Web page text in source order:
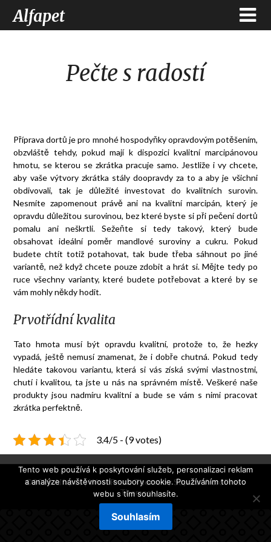
Alfapet
Pečte s radostí
Příprava dortů je pro mnohé hospodyňky opravdovým potěšením,
obzvláště tehdy, pokud mají k dispozici kvalitní marcipánovou
hmotu, se kterou se zkrátka pracuje samo. Jestliže i vy chcete,
aby vaše výtvory zkrátka stály doopravdy za to a aby je všichni
obdivovali, tak je důležité investovat do kvalitních surovin.
Nesmíte zapomenout právě ani na kvalitní marcipán, který je
opravdu důležitou surovinou, bez které byste si při pečení dortů
pomalu ani neškrtli. Sežeňte si tedy takový, který bude
obsahovat ideální poměr mandlové suroviny a cukru. Pokud
budete chtít totiž potahovat, tak bude třeba sáhnout po jiné
variantě, než když chcete pouze zdobit a hrát si. Mějte tedy po
ruce všechny varianty, které budete potřebovat a které by se
vám mohly někdy hodit.
Prvotřídní kvalita
Tato hmota musí být opravdu kvalitní, protože to, že hezky
vypadá, ještě nemusí znamenat, že i dobře chutná. Pokud tedy
hledáte takovou variantu, která si vás získá svými vlastnostmi,
chutí i kvalitou, ta jste u nás na správném místě. Veškeré naše
produkty jsou nadmíru kvalitní a bude se vám s nimi pracovat
zkrátka perfektně.
3.4/5 - (9 votes)
©2026 Alfapet| WordPress Theme bySuperb WordPress
Themes
Tento web používá k poskytování služeb, personalizaci reklam
a analýze návštěvnosti soubory cookie. Používáním tohoto
webu s tím souhlasíte.
Souhlasím